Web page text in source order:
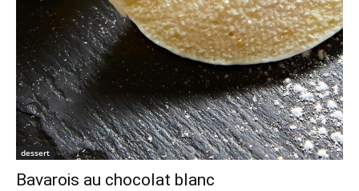
dessert
Bavarois au chocolat blanc